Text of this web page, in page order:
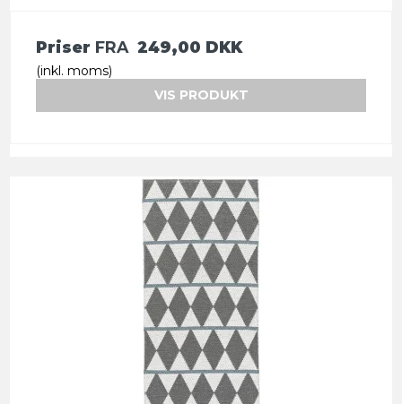
Priser FRA 249,00 DKK
(inkl. moms)
VIS PRODUKT